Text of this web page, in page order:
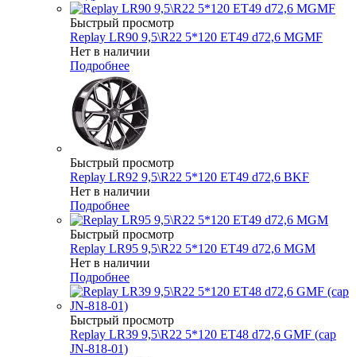
Быстрый просмотр
Replay LR90 9,5\R22 5*120 ET49 d72,6 MGMF
Нет в наличии
Подробнее
Быстрый просмотр
Replay LR92 9,5\R22 5*120 ET49 d72,6 BKF
Нет в наличии
Подробнее
Быстрый просмотр
Replay LR95 9,5\R22 5*120 ET49 d72,6 MGM
Нет в наличии
Подробнее
Быстрый просмотр
Replay LR39 9,5\R22 5*120 ET48 d72,6 GMF (cap
JN-818-01)